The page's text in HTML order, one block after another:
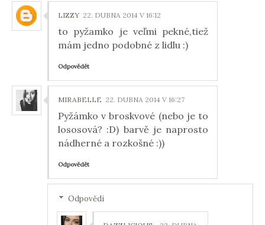
LIZZY 22. DUBNA 2014 V 16:12
to pyžamko je veľmi pekné,tiež
mám jedno podobné z lidlu :)
Odpovědět
MIRABELLE 22. DUBNA 2014 V 16:27
Pyžámko v broskvové (nebo je to
lososová? :D) barvě je naprosto
nádherné a rozkošné :))
Odpovědět
Odpovědi